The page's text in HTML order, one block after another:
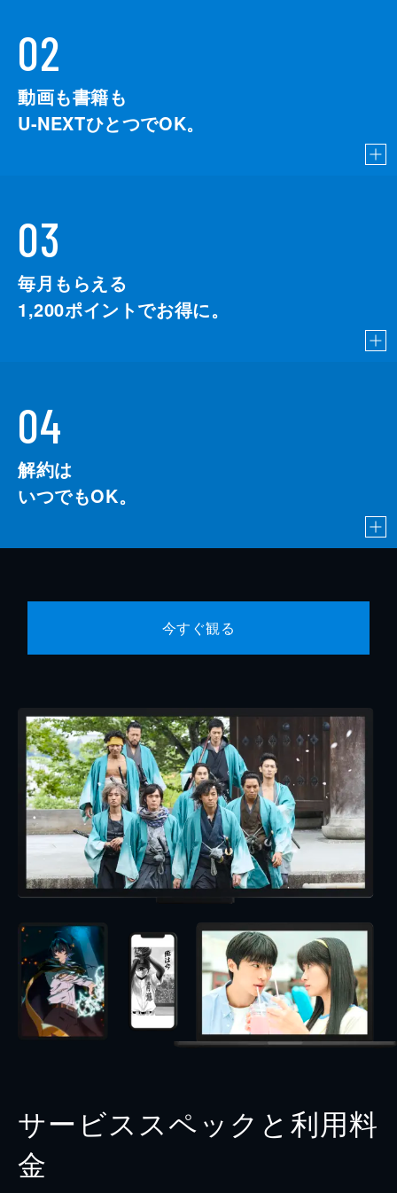
02
動画も書籍も
U-NEXTひとつでOK。
03
毎月もらえる
1,200ポイントでお得に。
04
解約は
いつでもOK。
今すぐ観る
サービススペックと利用料
金